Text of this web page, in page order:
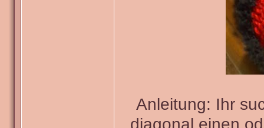
Anleitung: Ihr
diagonal einen